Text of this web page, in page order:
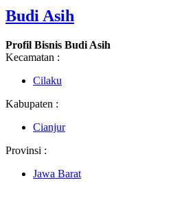
Budi Asih
Profil Bisnis Budi Asih
Kecamatan :
Cilaku
Kabupaten :
Cianjur
Provinsi :
Jawa Barat